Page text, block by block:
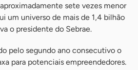
sete vezes menor
um universo de mais de 1,4 bilhão
o presidente do Sebrae.
pelo segundo ano consecutivo o
para potenciais empreendedores.